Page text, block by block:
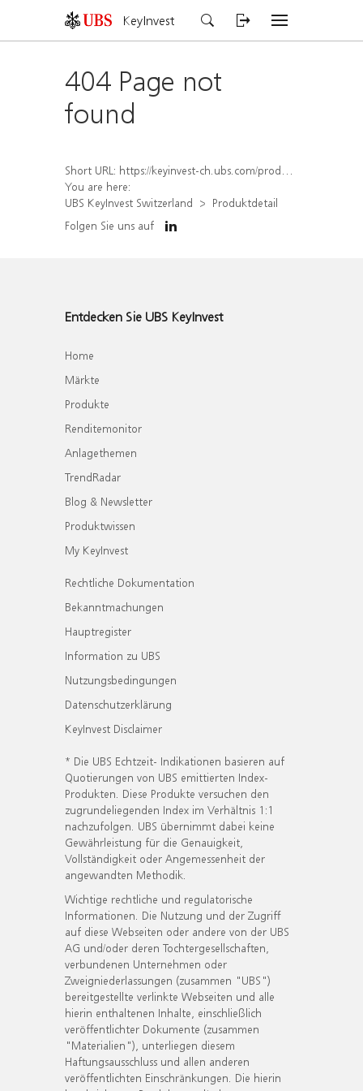
KeyInvest
404 Page not
found
Short URL: https://keyinvest-ch.ubs.com/produkt/detail/index/isin/CH1577843159
You are here:
UBS KeyInvest Switzerland
Produktdetail
Folgen Sie uns auf
Entdecken Sie UBS KeyInvest
Home
Märkte
Produkte
Renditemonitor
Anlagethemen
TrendRadar
Blog & Newsletter
Produktwissen
My KeyInvest
Rechtliche Dokumentation
Bekanntmachungen
Hauptregister
Information zu UBS
Nutzungsbedingungen
Datenschutzerklärung
KeyInvest Disclaimer
* Die UBS Echtzeit- Indikationen basieren auf
Quotierungen von UBS emittierten Index-
Produkten. Diese Produkte versuchen den
zugrundeliegenden Index im Verhältnis 1:1
nachzufolgen. UBS übernimmt dabei keine
Gewährleistung für die Genauigkeit,
Vollständigkeit oder Angemessenheit der
angewandten Methodik.
Wichtige rechtliche und regulatorische
Informationen. Die Nutzung und der Zugriff
auf diese Webseiten oder andere von der UBS
AG und/oder deren Tochtergesellschaften,
verbundenen Unternehmen oder
Zweigniederlassungen (zusammen "UBS")
bereitgestellte verlinkte Webseiten und alle
hierin enthaltenen Inhalte, einschließlich
veröffentlichter Dokumente (zusammen
"Materialien"), unterliegen diesem
Haftungsausschluss und allen anderen
veröffentlichten Einschränkungen. Die hierin